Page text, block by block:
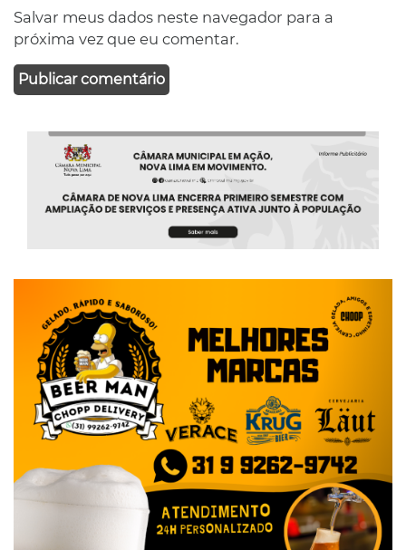
Salvar meus dados neste navegador para a
próxima vez que eu comentar.